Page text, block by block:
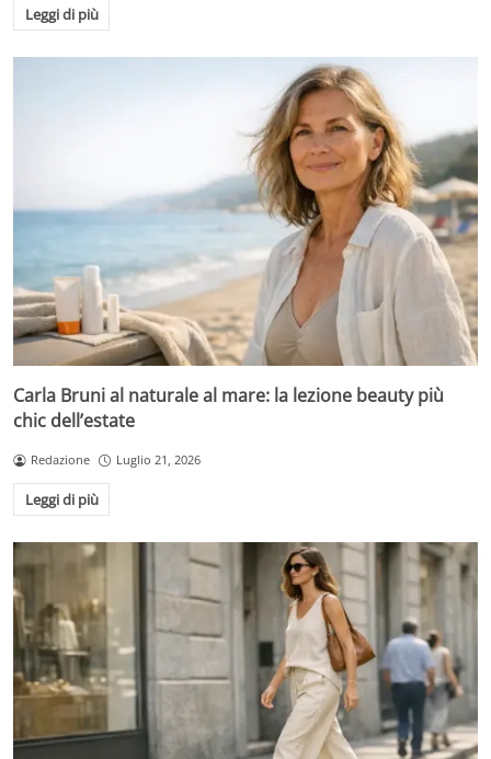
Leggi di più
Carla Bruni al naturale al mare: la lezione beauty più
chic dell’estate
Redazione Luglio 21, 2026
Leggi di più